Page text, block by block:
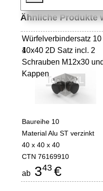
Ähnliche Produkte
Würfelverbindersatz 10
40x40 2D Satz incl. 2
Schrauben M12x30
Kappen
1
Baureihe 10
Material Alu ST verzinkt
40 x 40 x 40
CTN 76169910
ab 343 €